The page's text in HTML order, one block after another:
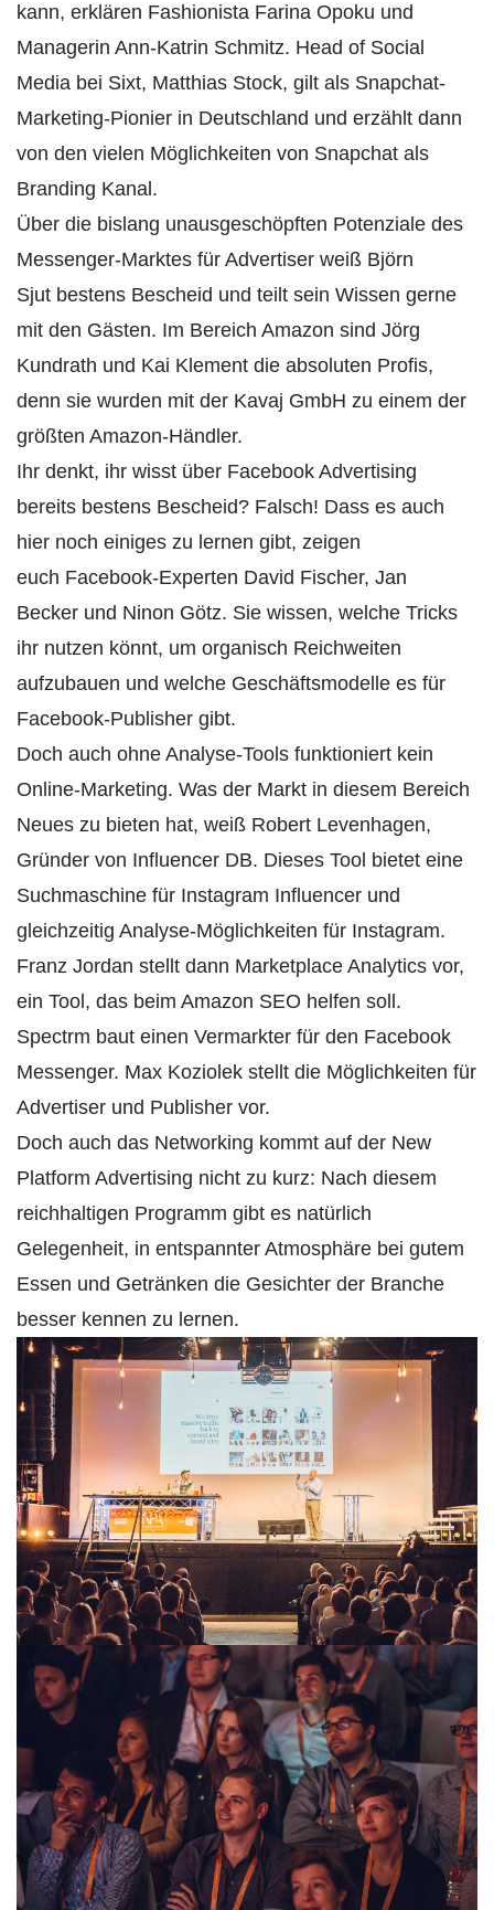
kann, erklären Fashionista Farina Opoku und
Managerin Ann-Katrin Schmitz. Head of Social
Media bei Sixt, Matthias Stock, gilt als Snapchat-
Marketing-Pionier in Deutschland und erzählt dann
von den vielen Möglichkeiten von Snapchat als
Branding Kanal.
Über die bislang unausgeschöpften Potenziale des
Messenger-Marktes für Advertiser weiß Björn
Sjut bestens Bescheid und teilt sein Wissen gerne
mit den Gästen. Im Bereich Amazon sind Jörg
Kundrath und Kai Klement die absoluten Profis,
denn sie wurden mit der Kavaj GmbH zu einem der
größten Amazon-Händler.
Ihr denkt, ihr wisst über Facebook Advertising
bereits bestens Bescheid? Falsch! Dass es auch
hier noch einiges zu lernen gibt, zeigen
euch Facebook-Experten David Fischer, Jan
Becker und Ninon Götz. Sie wissen, welche Tricks
ihr nutzen könnt, um organisch Reichweiten
aufzubauen und welche Geschäftsmodelle es für
Facebook-Publisher gibt.
Doch auch ohne Analyse-Tools funktioniert kein
Online-Marketing. Was der Markt in diesem Bereich
Neues zu bieten hat, weiß Robert Levenhagen,
Gründer von Influencer DB. Dieses Tool bietet eine
Suchmaschine für Instagram Influencer und
gleichzeitig Analyse-Möglichkeiten für Instagram.
Franz Jordan stellt dann Marketplace Analytics vor,
ein Tool, das beim Amazon SEO helfen soll.
Spectrm baut einen Vermarkter für den Facebook
Messenger. Max Koziolek stellt die Möglichkeiten für
Advertiser und Publisher vor.
Doch auch das Networking kommt auf der New
Platform Advertising nicht zu kurz: Nach diesem
reichhaltigen Programm gibt es natürlich
Gelegenheit, in entspannter Atmosphäre bei gutem
Essen und Getränken die Gesichter der Branche
besser kennen zu lernen.